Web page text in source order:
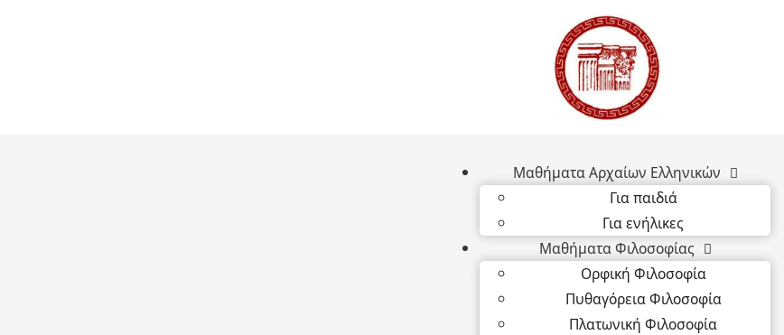
Μαθήματα Αρχαίων Ελληνικών
Για παιδιά
Για ενήλικες
Μαθήματα Φιλοσοφίας
Ορφική Φιλοσοφία
Πυθαγόρεια Φιλοσοφία
Πλατωνική Φιλοσοφία